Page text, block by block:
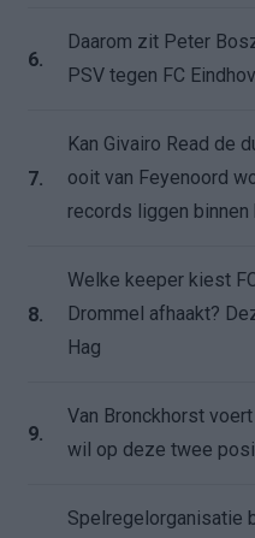
6.
Daarom zit Peter
PSV tegen FC
7.
Kan Givairo Read de
ooit van Feyenoord
records liggen binnen
8.
Welke keeper kiest
Drommel afhaakt?
Hag
9.
Van Bronckhorst
wil op deze twee
Spelregelorganisatie